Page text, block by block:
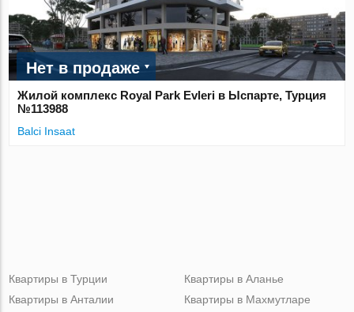
Нет в продаже
Жилой комплекс Royal Park Evleri в Ыспарте, Турция
№113988
Balci Insaat
Квартиры в Турции
Квартиры в Анталии
Квартиры в Аланье
Квартиры в Махмутларе